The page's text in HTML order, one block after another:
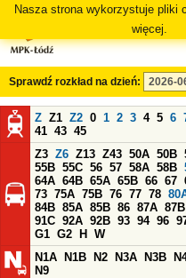
Nasza strona wykorzystuje pliki
więcej.
Sprawdź rozkład na dzień:
Z Z1 Z2 0 1 2 3 4 5 6
41 43 45
Z3 Z6 Z13 Z43 50A 50B
55B 55C 56 57 58A 58B
64A 64B 65A 65B 66 67
73 75A 75B 76 77 78
84B 85A 85B 86 87A 87B
91C 92A 92B 93 94 96
G1 G2 H
W
N1A
N1B N2 N3A N3B
N9